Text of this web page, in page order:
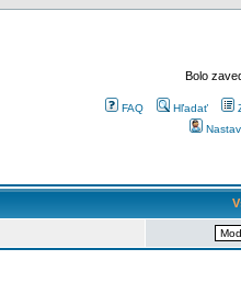
Bolo
FAQ Hľadať